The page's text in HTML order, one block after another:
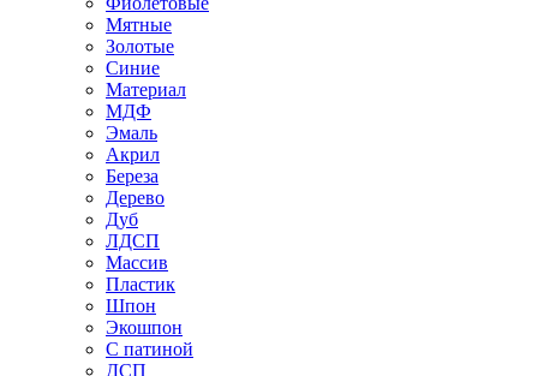
Мятные
Золотые
Синие
Материал
МДФ
Эмаль
Акрил
Береза
Дерево
Дуб
ЛДСП
Массив
Пластик
Шпон
Экошпон
С патиной
ДСП